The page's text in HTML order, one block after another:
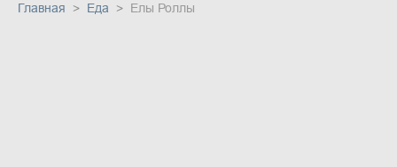
Главная Еда Елы Роллы